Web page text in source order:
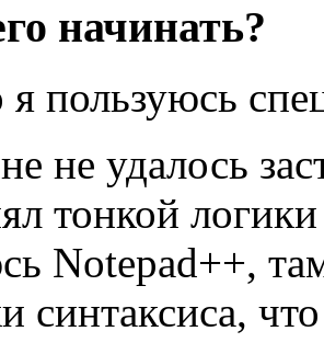
начинать?
пользуюсь
не удалось
тонкой
Notepad++,
синтаксиса,